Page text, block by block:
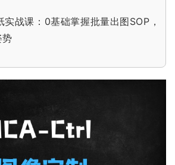
实战课：0基础掌握批量出图SOP，
势